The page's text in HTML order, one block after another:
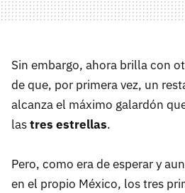
Sin embargo, ahora brilla con
de que, por primera vez, un
alcanza el máximo galardón
lastres estrellas.
Pero, como era de esperar y
en el propio México, los tres